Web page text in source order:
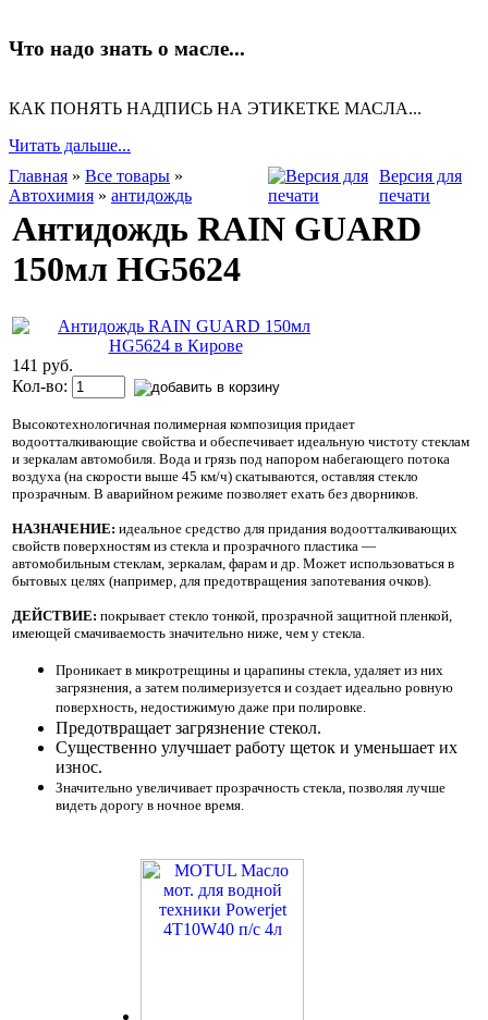
Что надо знать о масле...
КАК ПОНЯТЬ НАДПИСЬ НА ЭТИКЕТКЕ МАСЛА...
Читать дальше...
Главная » Все товары »
Автохимия » антидождь
Версия для
печати
Антидождь RAIN GUARD
150мл HG5624
141 руб.
Кол-во:
Высокотехнологичная полимерная композиция придает
водоотталкивающие свойства и обеспечивает идеальную чистоту стеклам
и зеркалам автомобиля. Вода и грязь под напором набегающего потока
воздуха (на скорости выше 45 км/ч) скатываются, оставляя стекло
прозрачным. В аварийном режиме позволяет ехать без дворников.
НАЗНАЧЕНИЕ: идеальное средство для придания водоотталкивающих
свойств поверхностям из стекла и прозрачного пластика —
автомобильным стеклам, зеркалам, фарам и др. Может использоваться в
бытовых целях (например, для предотвращения запотевания очков).
ДЕЙСТВИЕ: покрывает стекло тонкой, прозрачной защитной пленкой,
имеющей смачиваемость значительно ниже, чем у стекла.
Проникает в микротрещины и царапины стекла, удаляет из них
загрязнения, а затем полимеризуется и создает идеально ровную
поверхность, недостижимую даже при полировке.
Предотвращает загрязнение стекол.
Существенно улучшает работу щеток и уменьшает их
износ.
Значительно увеличивает прозрачность стекла, позволяя лучше
видеть дорогу в ночное время.